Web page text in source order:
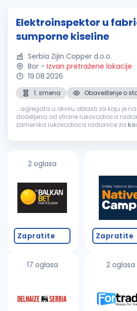
Elektroinspektor u
sumporne kiseline
Serbia Zijin Copper d.o.o.
Bor - Izvan pretražene lokacije
19.08.2026
1. smena
Obaveštenje o
...agregata u okviru oblasti za koju je
dodeljena od strane rukovodioca
zamenika rukovodioca radionice za
transformatorima u slučaju...
2 oglasa
Zapratite
17 oglasa
Zapratite
2 oglasa